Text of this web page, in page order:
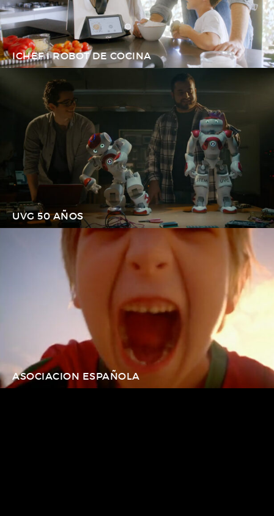
ICHEF I ROBOT DE COCINA
UVG 50 AÑOS
ASOCIACION ESPAÑOLA